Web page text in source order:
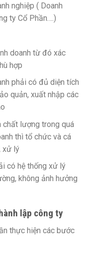
nghiệp ( Doanh
ty Cổ Phần….)
doanh từ đó xác
hợp
phải có đủ diện tích
quản, xuất nhập các
chất lượng trong quá
thì tổ chức và cá
xử lý
có hệ thống xử lý
không ảnh hưởng
lập công ty
thực hiện các bước